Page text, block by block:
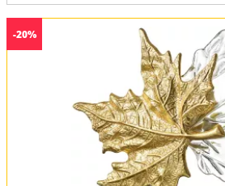
Вид:
Светильники
-20%